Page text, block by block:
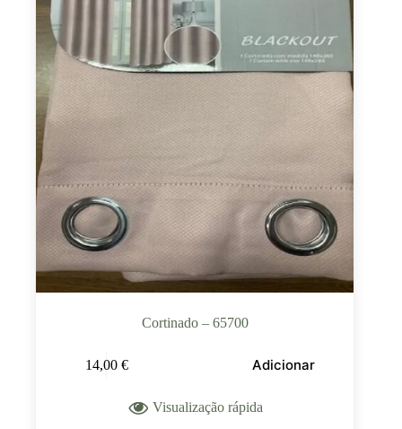
Cortinado – 65700
14,00 € Adicionar
Visualização rápida